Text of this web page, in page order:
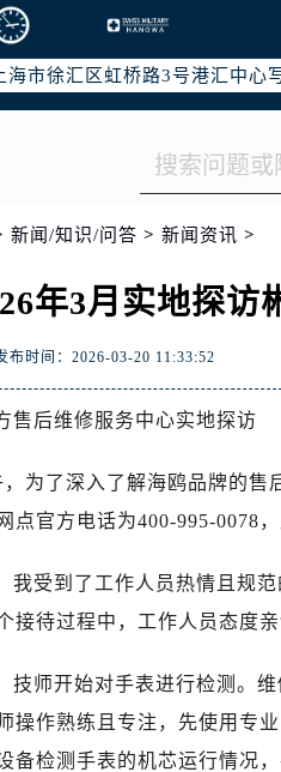
京市朝阳区建国门外大街甲6号
津市和平区赤峰道136号天津国
海市徐汇区虹桥路3号港汇中心
海市黄浦区南京东路299号宏伊
州市新北区龙锦路1590号现代
州市邗江区国展路29号星耀天
州市海陵区永定东路399号置地
波市江北区大闸南路500号来福
华市金东区东市南街777号金华
兴市南湖区广益路705号嘉兴世
昌市红谷滩新区红谷中大道998
州市天河区天河路230号万菱汇
州市越秀区环市东路371-375号
州市惠城区江北文昌一路7号华
门市思明区湖滨东路95号华润
州市鼓楼区五四路128-1号恒
新闻/知识/问答 > 新闻资讯 >
年3月实地探访
布时间：2026-03-20 11:33:52
售后维修服务中心实地探访
，为了深入了解海鸥品牌的
点官方电话为400-995-0078
我受到了工作人员热情且规
接待过程中，工作人员态度
技师开始对手表进行检测。
操作熟练且专注，先使用专
备检测手表的机芯运行情况